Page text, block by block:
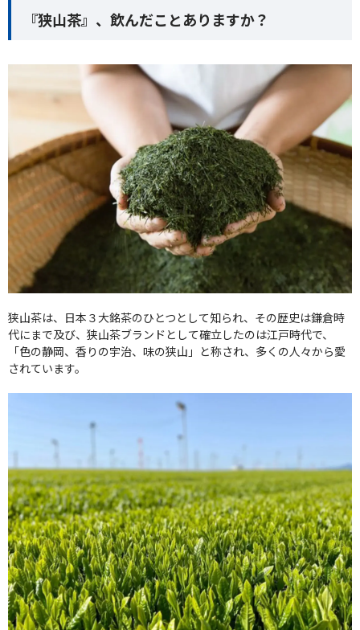
『狭山茶』、飲んだことありますか？
狭山茶は、日本３大銘茶のひとつとして知られ、その歴史は鎌倉時
代にまで及び、狭山茶ブランドとして確立したのは江戸時代で、
「色の静岡、香りの宇治、味の狭山」と称され、多くの人々から愛
されています。